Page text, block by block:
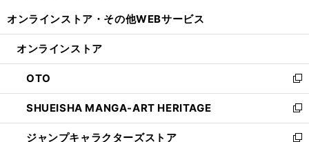
開
ン
ウ
で
開
く
ウ
ン
ド
ウ
で
開
く
オンラインストア・ その他WEBサービス
オンラインストア
OTO
新
し
い
ウ
ィ
SHUEISHA MANGA-ART HERITAGE
新
し
ジャンプキャラクターズストア